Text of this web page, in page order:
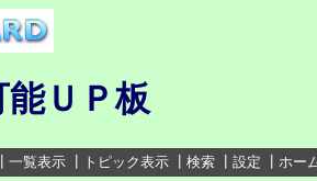
ＵＰ板
一覧表示 トピック表示 検索 設定 ホー